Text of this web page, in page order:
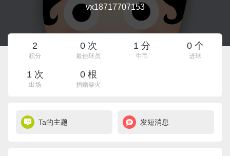
vx18717707153
2
积分
0 次
最佳球员
1 分
牛币
0 个
进球
1 次
出场
0 根
捐赠柴火
Ta的主题 发短消息